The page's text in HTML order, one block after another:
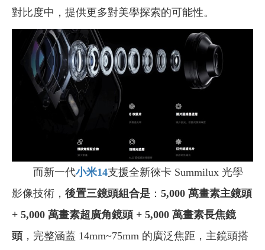
對比度中，提供更多對美學探索的可能性。
而新一代小米14支援全新徠卡 Summilux 光學
影像技術， 後置三鏡頭組合是 ： 5,000 萬畫素主鏡頭
+ 5,000 萬畫素超廣角鏡頭 + 5,000 萬畫素長焦鏡
頭，完整涵蓋 14mm~75mm 的廣泛焦距，主鏡頭搭